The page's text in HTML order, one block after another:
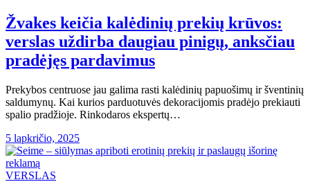
Žvakes keičia kalėdinių prekių krūvos:
verslas uždirba daugiau pinigų, anksčiau
pradėjęs pardavimus
Prekybos centruose jau galima rasti kalėdinių papuošimų ir šventinių
saldumynų. Kai kurios parduotuvės dekoracijomis pradėjo prekiauti
spalio pradžioje. Rinkodaros ekspertų…
5 lapkričio, 2025
VERSLAS